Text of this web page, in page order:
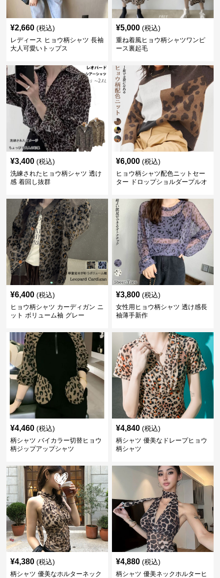
¥2,660 (税込)
レディース ヒョウ柄シャツ 長袖
大人可愛いトップス
¥5,000 (税込)
重ね着風ヒョウ柄シャツワンピ
ース裏起毛
¥3,400 (税込)
洗練されたヒョウ柄シャツ 透け
感 着回し抜群
¥6,000 (税込)
ヒョウ柄シャツ配色ニットセー
ター ドロップショルダープルオ
¥6,400 (税込)
ヒョウ柄シャツ カーディガン ニ
ット ボリューム袖 グレー
¥3,800 (税込)
女性用ヒョウ柄シャツ 透け感長
袖薄手新作
¥4,460 (税込)
柄シャツ バイカラー切替ヒョウ
柄ジップアップシャツ
¥4,840 (税込)
柄シャツ 優美なドレープヒョウ
柄シャツ
¥4,380 (税込)
柄シャツ 優美なホルターネック
¥4,880 (税込)
柄シャツ 優美ネックホルターヒ